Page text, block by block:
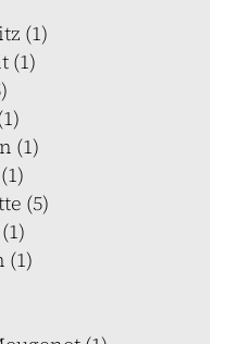
(1)
(1)
(1)
(5)
(1)